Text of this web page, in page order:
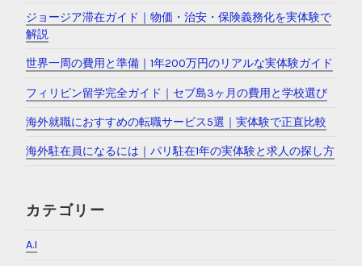
ジョージア滞在ガイド｜物価・治安・保険義務化を実体験で
解説
世界一周の費用と準備｜1年200万円のリアルな実体験ガイド
フィリピン留学完全ガイド｜セブ島3ヶ月の費用と学校選び
海外就職におすすめの転職サービス5選｜実体験で正直比較
海外駐在員になるには｜パリ駐在1年の実体験と求人の探し方
カテゴリー
A.I